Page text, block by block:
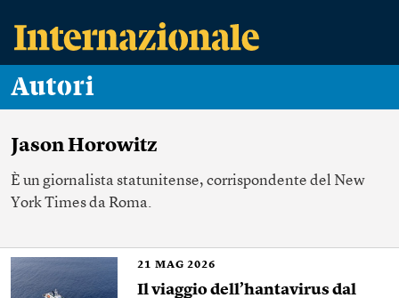
Autori
Jason Horowitz
È un giornalista statunitense, corrispondente del New
York Times da Roma.
21 MAG 2026
Il viaggio dell’hantavirus dal